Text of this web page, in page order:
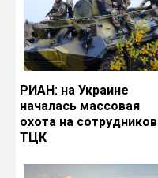
РИАН: на Украине
началась массовая
охота на сотрудников
ТЦК